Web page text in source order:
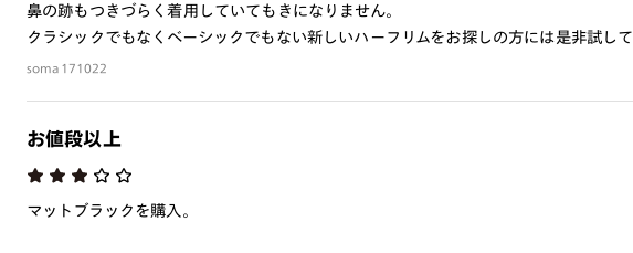
鼻の跡もつきづらく着用していてもきになりません。
クラシックでもなくベーシックでもない新しいハーフリムをお探しの方には是非試し
soma171022
お値段以上
マットブラックを購入。